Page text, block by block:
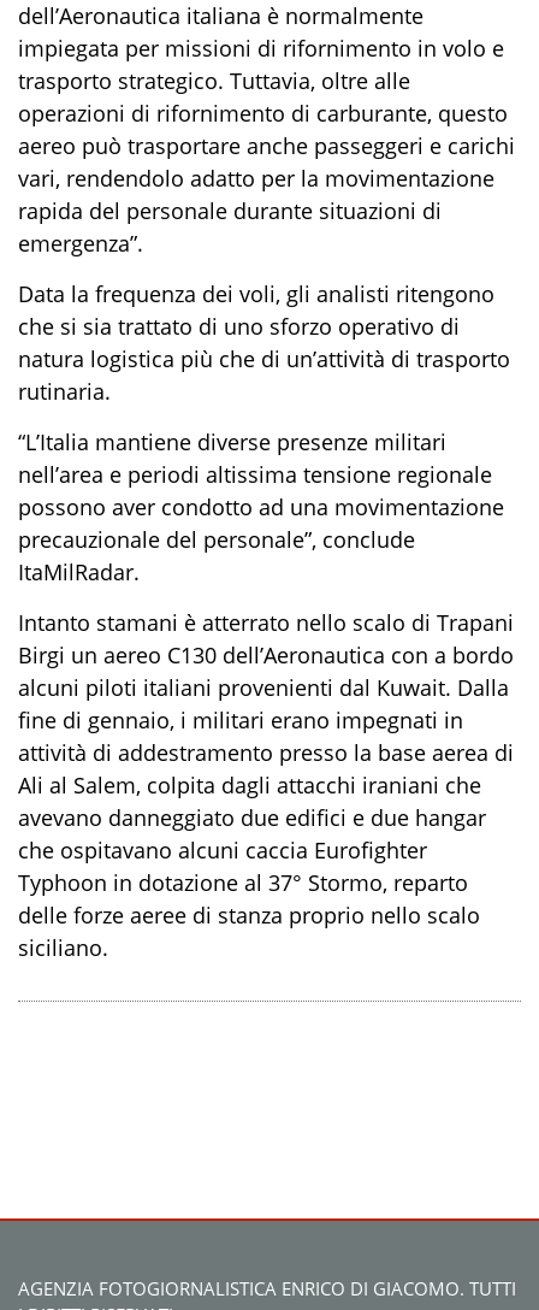
dell’Aeronautica italiana è normalmente
impiegata per missioni di rifornimento in volo e
trasporto strategico. Tuttavia, oltre alle
operazioni di rifornimento di carburante, questo
aereo può trasportare anche passeggeri e carichi
vari, rendendolo adatto per la movimentazione
rapida del personale durante situazioni di
emergenza”.
Data la frequenza dei voli, gli analisti ritengono
che si sia trattato di uno sforzo operativo di
natura logistica più che di un’attività di trasporto
rutinaria.
“L’Italia mantiene diverse presenze militari
nell’area e periodi altissima tensione regionale
possono aver condotto ad una movimentazione
precauzionale del personale”, conclude
ItaMilRadar.
Intanto stamani è atterrato nello scalo di Trapani
Birgi un aereo C130 dell’Aeronautica con a bordo
alcuni piloti italiani provenienti dal Kuwait. Dalla
fine di gennaio, i militari erano impegnati in
attività di addestramento presso la base aerea di
Ali al Salem, colpita dagli attacchi iraniani che
avevano danneggiato due edifici e due hangar
che ospitavano alcuni caccia Eurofighter
Typhoon in dotazione al 37° Stormo, reparto
delle forze aeree di stanza proprio nello scalo
siciliano.
AGENZIA FOTOGIORNALISTICA ENRICO DI GIACOMO. TUTTI